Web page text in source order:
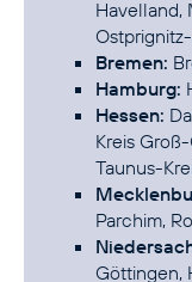
Havelland,
Bremen:
Hamburg:
Hessen:
Kreis
Taunus-
Parchim,
Göttingen,